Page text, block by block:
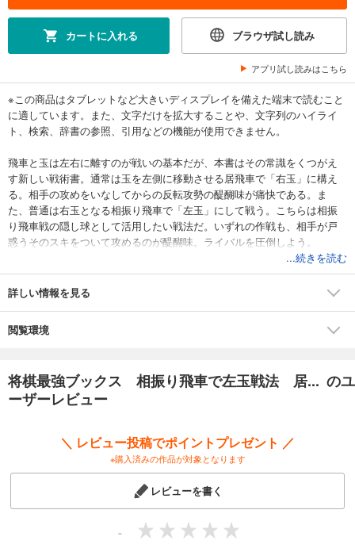
カートに入れる ブラウザ試し読み
アプリ試し読みはこちら
※この商品はタブレットなど大きいディスプレイを備えた端末で読むこと
に適しています。また、文字だけを拡大することや、文字列のハイライ
ト、検索、辞書の参照、引用などの機能が使用できません。
飛車と玉は左右に離すのが戦いの基本だが、本書はその常識をくつがえ
す新しい戦術書。通常は玉を左側に移動させる居飛車で「右玉」に構え
る。相手の攻めをいなしてからの反転攻勢の醍醐味が痛快である。ま
た、普通は右玉となる相振り飛車で「左玉」にして戦う。こちらは相振
り飛車戦の隠し球として活用したい戦法だ。いずれの作戦も、相手が戸
惑うそのスキをついて攻めるのが醍醐味。ライバルを圧倒しよう。
...続きを読む
詳しい情報を見る
閲覧環境
将棋最強ブックス 相振り飛車で左玉戦法 居... のユ
ーザーレビュー
＼ レビュー投稿でポイントプレゼント ／
※購入済みの作品が対象となります
レビューを書く
-